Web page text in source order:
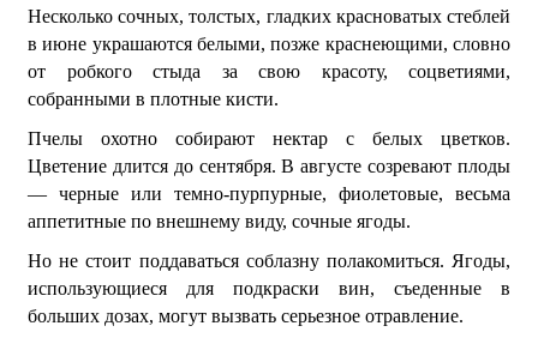
Несколько сочных, толстых, гладких красноватых стеблей
в июне украшаются белыми, позже краснеющими, словно
от робкого стыда за свою красоту, соцветиями,
собранными в плотные кисти.
Пчелы охотно собирают нектар с белых цветков.
Цветение длится до сентября. В августе созревают плоды
— черные или темно-пурпурные, фиолетовые, весьма
аппетитные по внешнему виду, сочные ягоды.
Но не стоит поддаваться соблазну полакомиться. Ягоды,
использующиеся для подкраски вин, съеденные в
больших дозах, могут вызвать серьезное отравление.